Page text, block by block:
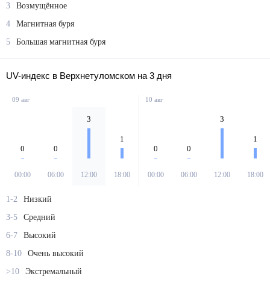
3
Возмущённое
4
Магнитная буря
5
Большая магнитная буря
UV-индекс в Верхнетуломском на 3 дня
09 авг
0
00:00
0
06:00
3
12:00
1
18:00
10 авг
0
00:00
0
06:00
3
12:00
1
18:00
1-2
Низкий
3-5
Средний
6-7
Высокий
8-10
Очень высокий
>10
Экстремальный